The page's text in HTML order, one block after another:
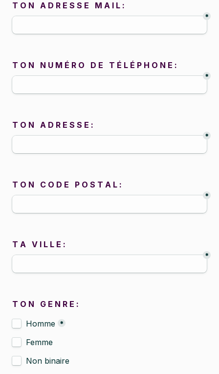
T O N   A D R E S S E   M A I L :
*
T O N   N U M É R O   D E   T É L É P H O N E :
*
T O N   A D R E S S E :
*
T O N   C O D E   P O S T A L :
*
T A   V I L L E :
*
T O N   G E N R E :
Untitled checkboxes field
Homme *
Femme
Non binaire